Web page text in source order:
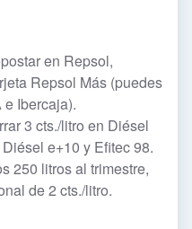
en Repsol,
Repsol Más (puedes
Ibercaja).
3 cts./litro en Diésel
e+10 y Efitec 98.
250 litros al trimestre,
de 2 cts./litro.